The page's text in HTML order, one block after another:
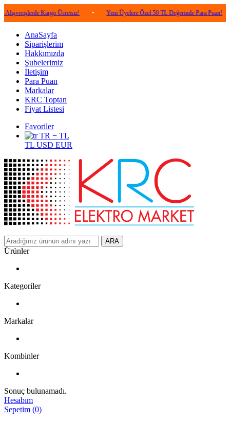
Kargo Ücretsiz! • Yeni Üyelere Özel 50 TL Değerinde Para Puan! •
AnaSayfa
Siparişlerim
Hakkımızda
Şubelerimiz
İletişim
Para Puan
Markalar
KRC Toptan
Fiyat Listesi
Favoriler
TR − TL
TL USD EUR
ARA
Ürünler
Kategoriler
Markalar
Kombinler
Sonuç bulunamadı.
Hesabım
Sepetim (0)